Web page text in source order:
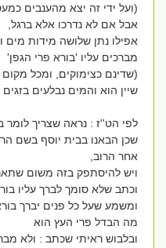
(ועל ידי זה יצא מהענבים
אבל אם לא נדרכו אלא ברגל,
אפילו נתן שלושה מידות מים
מברכים עליו 'בורא פרי הגפן'
(שדינם כצימוקים, ומכל מקום
שיין הוא והמים נבלעים בזגים
לפי הט''ז : נראה שצריך לומר
שכן הבאנו בבית יוסף בשם
אחר הרוב,
ויש להיסתפק בזה משום
וכתב שלא סומך לברך עליו בורא
ומשמע שעל כל פנים יברך
מה הבדל פרי העץ הוא
ובלבוש ראיתי שכתב : ולא